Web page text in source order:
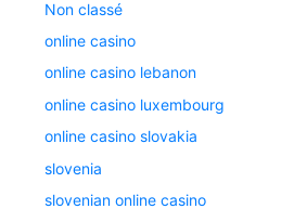
Non classé
online casino
online casino lebanon
online casino luxembourg
online casino slovakia
slovenia
slovenian online casino